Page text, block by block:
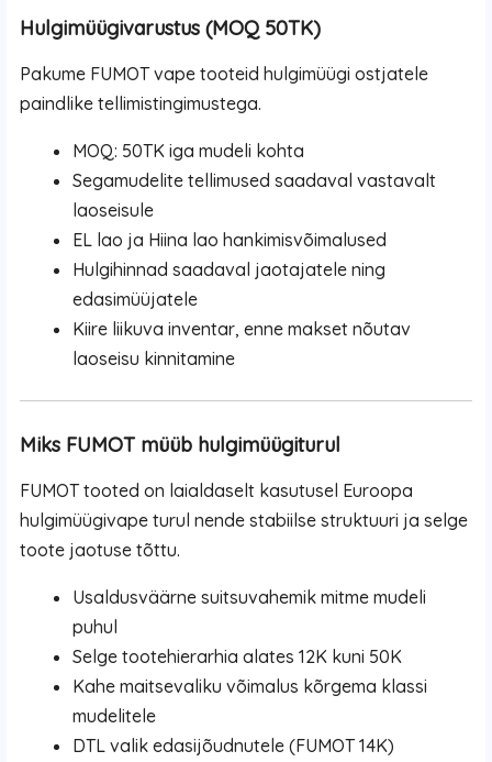
Hulgimüügivarustus (MOQ 50TK)
Pakume FUMOT vape tooteid hulgimüügi ostjatele
paindlike tellimistingimustega.
MOQ: 50TK iga mudeli kohta
Segamudelite tellimused saadaval vastavalt
laoseisule
EL lao ja Hiina lao hankimisvõimalused
Hulgihinnad saadaval jaotajatele ning
edasimüüjatele
Kiire liikuva inventar, enne makset nõutav
laoseisu kinnitamine
Miks FUMOT müüb hulgimüügiturul
FUMOT tooted on laialdaselt kasutusel Euroopa
hulgimüügivape turul nende stabiilse struktuuri ja selge
toote jaotuse tõttu.
Usaldusväärne suitsuvahemik mitme mudeli
puhul
Selge tootehierarhia alates 12K kuni 50K
Kahe maitsevaliku võimalus kõrgema klassi
mudelitele
DTL valik edasijõudnutele (FUMOT 14K)